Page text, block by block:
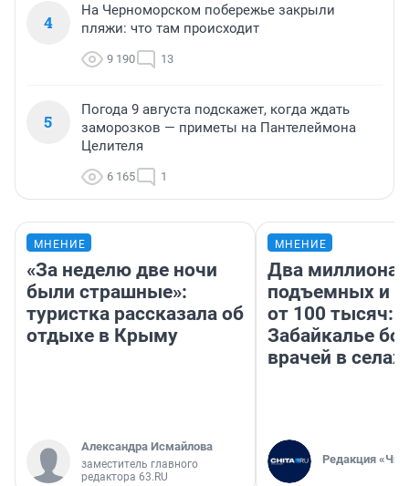
4
На Черноморском побережье закрыли
пляжи: что там происходит
9 190 13
5
Погода 9 августа подскажет, когда ждать
заморозков — приметы на Пантелеймона
Целителя
6 165 1
МНЕНИЕ
«За неделю две ночи
были страшные»:
туристка рассказала об
отдыхе в Крыму
Александра Исмайлова
заместитель главного
редактора 63.RU
МНЕНИЕ
Два миллиона
подъемных и
от 100 тысяч:
Забайкалье
врачей в селах
Редакция